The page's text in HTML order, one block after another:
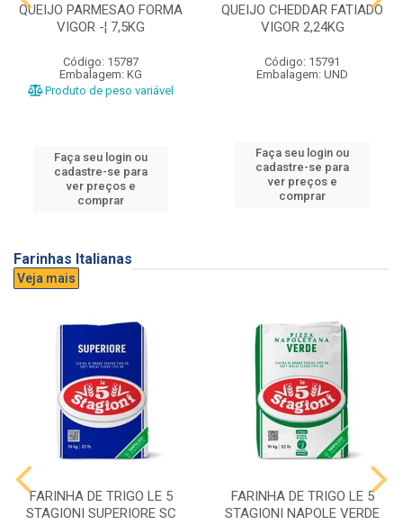
QUEIJO PARMESAO FORMA
VIGOR -¦ 7,5KG
Código: 15787
Embalagem: KG
Produto de peso variável
Faça seu login ou
cadastre-se para
ver preços e
comprar
QUEIJO CHEDDAR FATIADO
VIGOR 2,24KG
Código: 15791
Embalagem: UND
Faça seu login ou
cadastre-se para
ver preços e
comprar
Farinhas Italianas
Veja mais
FARINHA DE TRIGO LE 5
STAGIONI SUPERIORE SC
FARINHA DE TRIGO LE 5
STAGIONI NAPOLE VERDE